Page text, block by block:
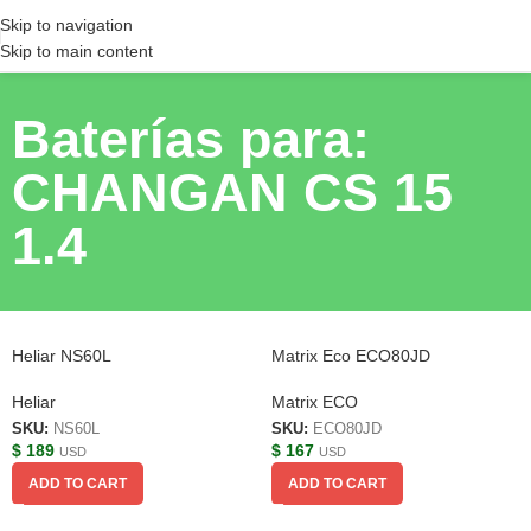
Skip to navigation
Skip to main content
Baterías para:
CHANGAN CS 15
1.4
Heliar NS60L
Heliar
SKU: NS60L
$ 189 USD
ADD TO CART
Matrix Eco ECO80JD
Matrix ECO
SKU: ECO80JD
$ 167 USD
ADD TO CART